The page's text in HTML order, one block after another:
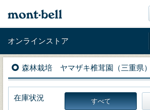
オンラインストア
森林栽培 ヤマザキ椎茸園（三重県）
在庫状況 すべて